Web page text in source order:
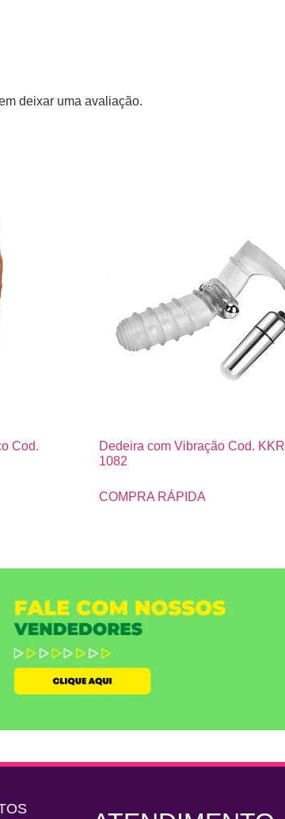
deixar uma avaliação.
Cod.
Dedeira com Vibração Cod. KKR
1082
COMPRA RÁPIDA